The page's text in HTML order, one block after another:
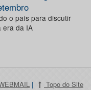
o país para discutir
era da IA
| Topo do Site